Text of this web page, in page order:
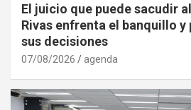
El juicio que puede sacudir
Rivas enfrenta el banquillo y
sus decisiones
07/08/2026 agenda